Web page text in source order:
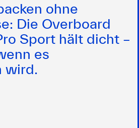
ohne
Die Overboard
Sport hält dicht –
es
wird.